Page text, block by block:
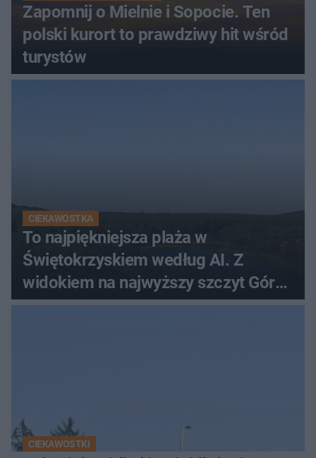
Zapomnij o Mielnie i Sopocie. Ten
polski kurort to prawdziwy hit wśród
turystów
CIEKAWOSTKA
To najpiękniejsza plaża w
Świętokrzyskiem według AI. Z
widokiem na najwyższy szczyt Gór
Świętokrzyskich
CIEKAWOSTKI